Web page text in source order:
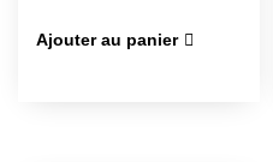
Ajouter au panier